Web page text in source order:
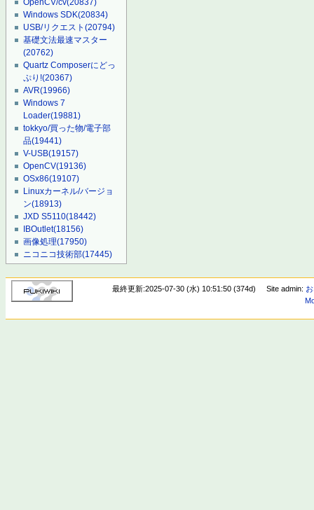
OpenCV/cv(20837)
Windows SDK(20834)
USB/リクエスト(20794)
基礎文法最速マスター
(20762)
Quartz Composerにどっ
ぷり!(20367)
AVR(19966)
Windows 7
Loader(19881)
tokkyo/買った物/電子部
品(19441)
V-USB(19157)
OpenCV(19136)
OSx86(19107)
Linuxカーネル/バージョ
ン(18913)
JXD S5110(18442)
IBOutlet(18156)
画像処理(17950)
ニコニコ技術部(17445)
最終更新:2025-07-30 (水) 10:51:50 (374d) Site admin: